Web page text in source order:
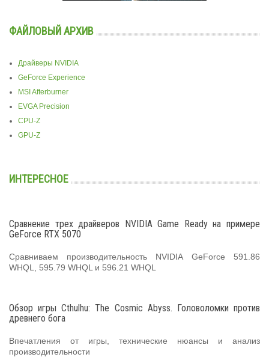
ФАЙЛОВЫЙ АРХИВ
Драйверы NVIDIA
GeForce Experience
MSI Afterburner
EVGA Precision
CPU-Z
GPU-Z
ИНТЕРЕСНОЕ
Сравнение трех драйверов NVIDIA Game Ready на примере
GeForce RTX 5070
Сравниваем производительность NVIDIA GeForce 591.86
WHQL, 595.79 WHQL и 596.21 WHQL
Обзор игры Cthulhu: The Cosmic Abyss. Головоломки против
древнего бога
Впечатления от игры, технические нюансы и анализ
производительности